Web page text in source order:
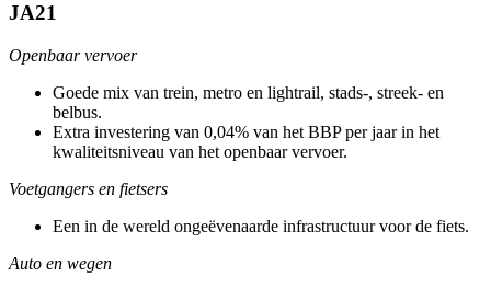
JA21
Openbaar vervoer
Goede mix van trein, metro en lightrail, stads-, streek- en
belbus.
Extra investering van 0,04% van het BBP per jaar in het
kwaliteitsniveau van het openbaar vervoer.
Voetgangers en fietsers
Een in de wereld ongeëvenaarde infrastructuur voor de fiets.
Auto en wegen